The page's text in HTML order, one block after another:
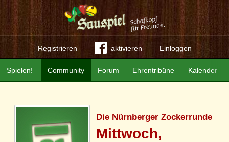
Registrieren aktivieren Einloggen
Community Forum Ehrentribüne Kalender
Spielen!
Die Nürnberger Zockerrunde
Mittwoch,